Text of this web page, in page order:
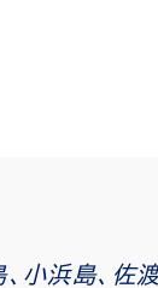
小浜島、佐